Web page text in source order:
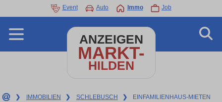
Event Auto Immo Job
ANZEIGEN
MARKT-
HILDEN
❯ IMMOBILIEN ❯ SCHLEBUSCH ❯ EINFAMILIENHAUS-MIETEN